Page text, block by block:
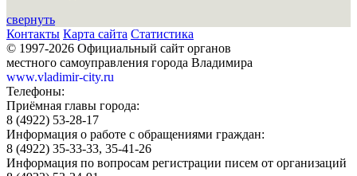
свернуть
Контакты Карта сайта Статистика
© 1997-2026 Официальный сайт органов
местного самоуправления города Владимира
www.vladimir-city.ru
Телефоны:
Приёмная главы города:
8 (4922) 53-28-17
Информация о работе с обращениями граждан:
8 (4922) 35-33-33, 35-41-26
Информация по вопросам регистрации писем от организаций